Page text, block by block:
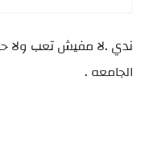
ندي .لا مفيش تعب ولا
الجامعه .